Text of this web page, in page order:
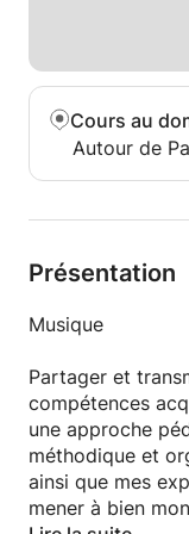
en développant
travaillant sur
approche ludique.
Cours au
Autour de
Présentation
Musique
Partager et
compétences
une approche
méthodique et
ainsi que mes
mener à bien